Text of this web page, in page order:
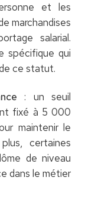
et les
marchandises
salarial.
spécifique qui
ce statut.
: un seuil
fixé à 5 000
maintenir le
certaines
de niveau
dans le métier